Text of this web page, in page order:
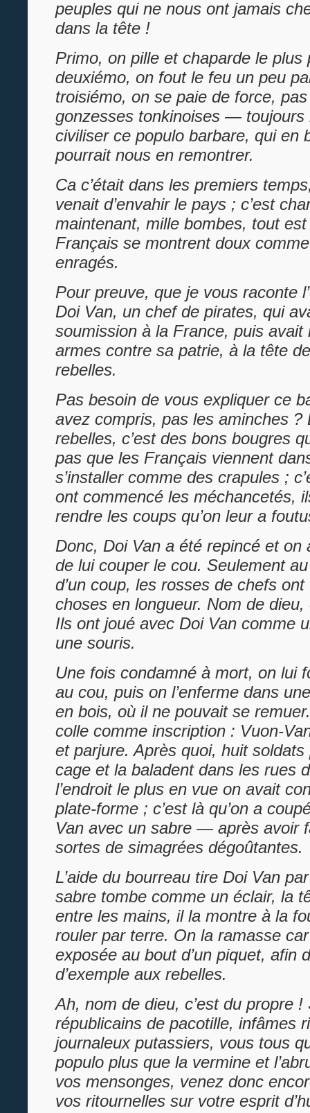
peuples qui ne nous ont jamais
dans la tête !
Primo, on pille et chaparde le plus
deuxiémo, on fout le feu un peu
troisiémo, on se paie de force,
gonzesses tonkinoises — toujours
civiliser ce populo barbare, qui en
pourrait nous en remontrer.
Ca c’était dans les premiers
venait d’envahir le pays ; c’est
maintenant, mille bombes, tout
Français se montrent doux
enragés.
Pour preuve, que je vous raconte
Doi Van, un chef de pirates, qui
soumission à la France, puis avait
armes contre sa patrie, à la tête
rebelles.
Pas besoin de vous expliquer ce
avez compris, pas les aminches ?
rebelles, c’est des bons bougres
pas que les Français viennent
s’installer comme des crapules ;
ont commencé les méchancetés,
rendre les coups qu’on leur a
Donc, Doi Van a été repincé et on
de lui couper le cou. Seulement
d’un coup, les rosses de chefs
choses en longueur. Nom de dieu,
Ils ont joué avec Doi Van comme
une souris.
Une fois condamné à mort, on lui
au cou, puis on l’enferme dans
en bois, où il ne pouvait se
colle comme inscription : Vuon-
et parjure. Après quoi, huit soldats
cage et la baladent dans les rues
l’endroit le plus en vue on avait
plate-forme ; c’est là qu’on a
Van avec un sabre — après avoir
sortes de simagrées dégoûtantes.
L’aide du bourreau tire Doi Van
sabre tombe comme un éclair, la
entre les mains, il la montre à la
rouler par terre. On la ramasse
exposée au bout d’un piquet, afin
d’exemple aux rebelles.
Ah, nom de dieu, c’est du propre !
républicains de pacotille, infâmes
journaleux putassiers, vous tous
populo plus que la vermine et
vos mensonges, venez donc
vos ritournelles sur votre esprit